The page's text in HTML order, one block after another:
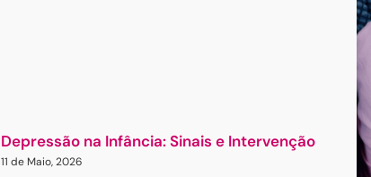
Depressão na Infância: Sinais e Intervenção
11 de Maio, 2026